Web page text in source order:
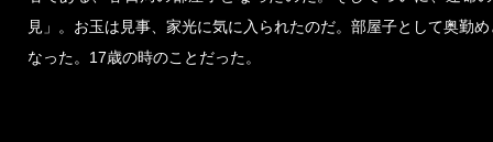
見」。お玉は見事、家光に気に入られたのだ。部屋子として奥勤
なった。17歳の時のことだった。